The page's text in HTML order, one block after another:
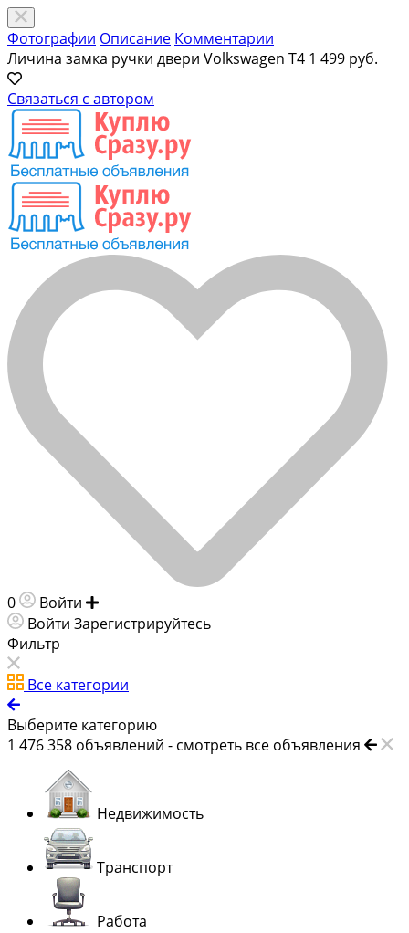
Фотографии Описание Комментарии
Личина замка ручки двери Volkswagen T4 1 499 руб.
Связаться с автором
0 Войти
Войти Зарегистрируйтесь
Фильтр
Все категории
Выберите категорию
1 476 358 объявлений - смотреть все объявления
Недвижимость
Транспорт
Работа